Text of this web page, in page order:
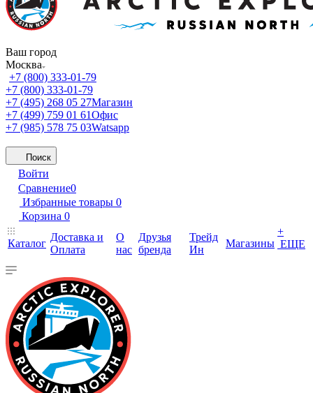
Ваш город
Москва
+7 (800) 333-01-79
+7 (800) 333-01-79
+7 (495) 268 05 27Магазин
+7 (499) 759 01 61Офис
+7 (985) 578 75 03Watsapp
Поиск
Войти
Сравнение0
Избранные товары 0
Корзина 0
Каталог
Доставка и
Оплата
О
нас
Друзья
бренда
Трейд
Ин
Магазины
+
ЕЩЕ